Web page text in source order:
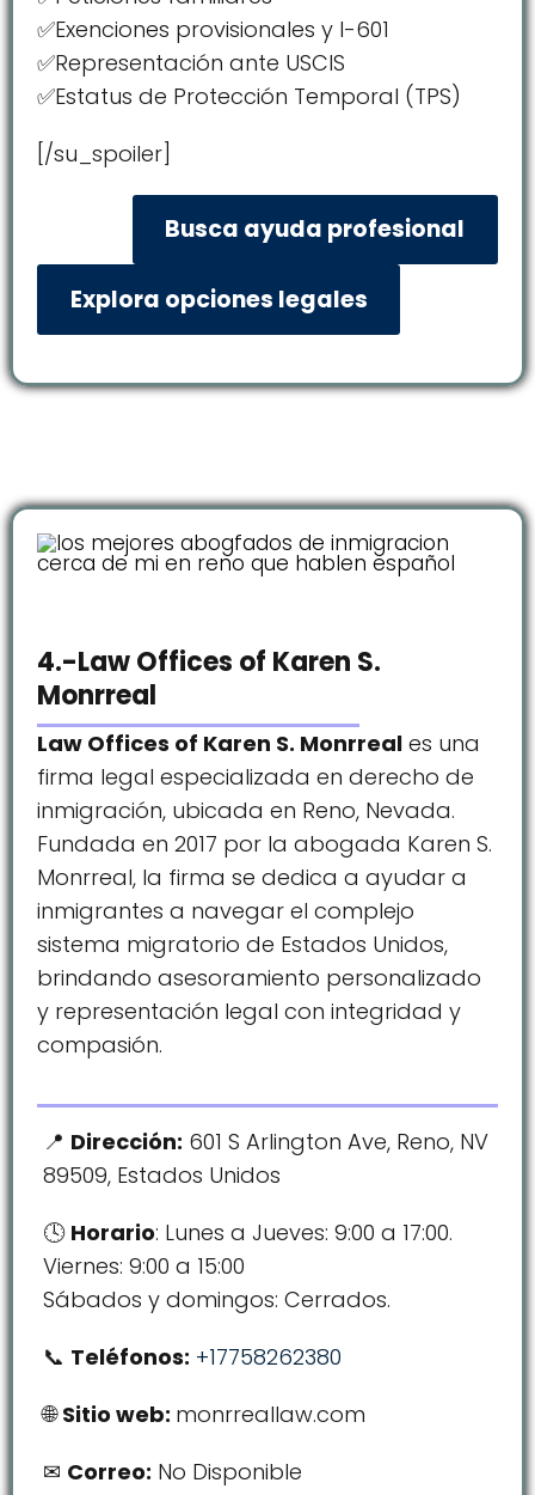
✅Exenciones provisionales y I-601
✅Representación ante USCIS
✅Estatus de Protección Temporal (TPS)
[/su_spoiler]
Busca ayuda profesional
Explora opciones legales
4.-Law Offices of Karen S.
Monrreal
Law Offices of Karen S. Monrreal es una
firma legal especializada en derecho de
inmigración, ubicada en Reno, Nevada.
Fundada en 2017 por la abogada Karen S.
Monrreal, la firma se dedica a ayudar a
inmigrantes a navegar el complejo
sistema migratorio de Estados Unidos,
brindando asesoramiento personalizado
y representación legal con integridad y
compasión.
Dirección: 601 S Arlington Ave, Reno, NV
89509, Estados Unidos
Horario: Lunes a Jueves: 9:00 a 17:00.
Viernes: 9:00 a 15:00
Sábados y domingos: Cerrados.
Teléfonos: +17758262380
Sitio web: monrreallaw.com
Correo: No Disponible